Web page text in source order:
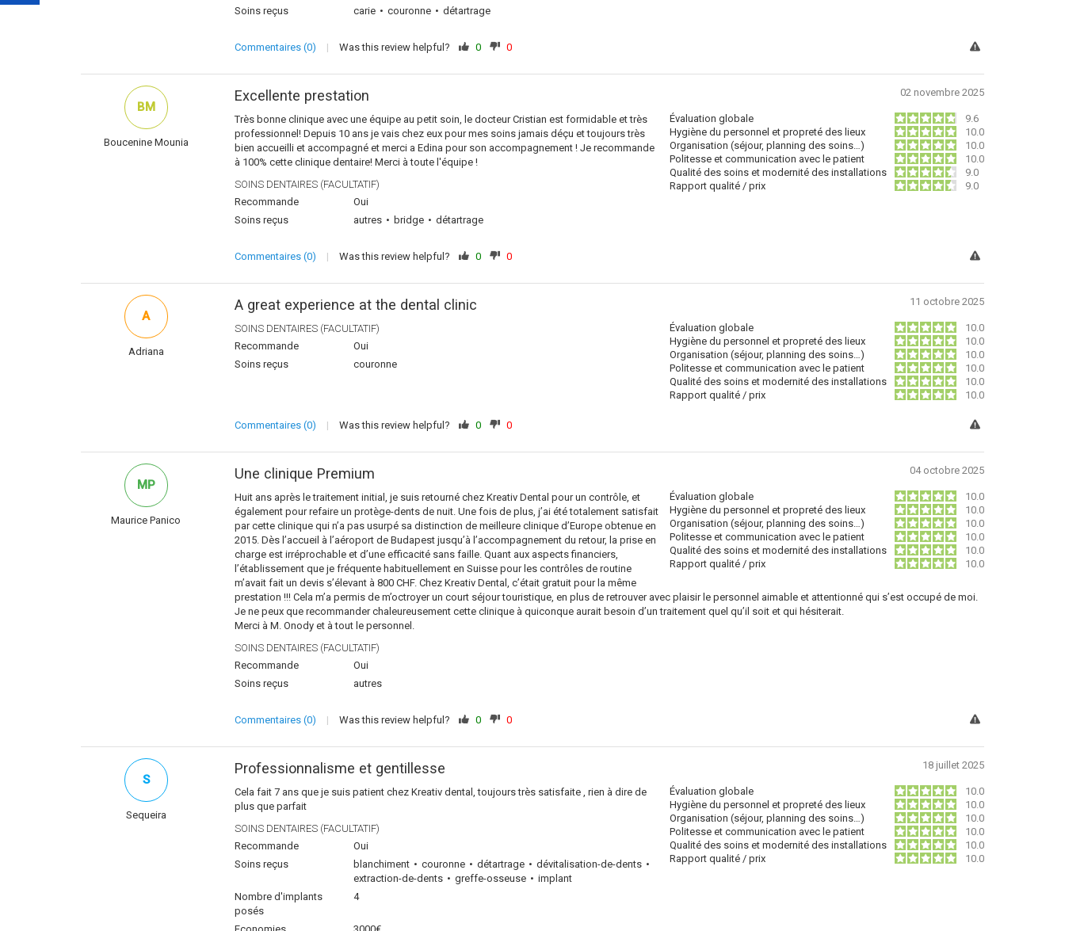
Soins reçus
carie couronne détartrage
Commentaires (0) | Was this review helpful? 0 0
Excellente prestation 02 novembre 2025
Évaluation globale
9.6
Hygiène du personnel et propreté des lieux
10.0
Organisation (séjour, planning des soins…)
10.0
Politesse et communication avec le patient
10.0
Qualité des soins et modernité des installations
9.0
Rapport qualité / prix
9.0
Très bonne clinique avec une équipe au petit soin, le docteur Cristian est formidable et très
professionnel! Depuis 10 ans je vais chez eux pour mes soins jamais déçu et toujours très
bien accueilli et accompagné et merci a Edina pour son accompagnement ! Je recommande
à 100% cette clinique dentaire! Merci à toute l'équipe !
SOINS DENTAIRES (FACULTATIF)
Recommande
Oui
Soins reçus
autres bridge détartrage
BM
Boucenine Mounia
Commentaires (0) | Was this review helpful? 0 0
A great experience at the dental clinic 11 octobre 2025
Évaluation globale
10.0
Hygiène du personnel et propreté des lieux
10.0
Organisation (séjour, planning des soins…)
10.0
Politesse et communication avec le patient
10.0
Qualité des soins et modernité des installations
10.0
Rapport qualité / prix
10.0
SOINS DENTAIRES (FACULTATIF)
Recommande
Oui
Soins reçus
couronne
A
Adriana
Commentaires (0) | Was this review helpful? 0 0
Une clinique Premium 04 octobre 2025
Évaluation globale
10.0
Hygiène du personnel et propreté des lieux
10.0
Organisation (séjour, planning des soins…)
10.0
Politesse et communication avec le patient
10.0
Qualité des soins et modernité des installations
10.0
Rapport qualité / prix
10.0
Huit ans après le traitement initial, je suis retourné chez Kreativ Dental pour un contrôle, et
également pour refaire un protège-dents de nuit. Une fois de plus, j’ai été totalement satisfait
par cette clinique qui n’a pas usurpé sa distinction de meilleure clinique d’Europe obtenue en
2015. Dès l’accueil à l’aéroport de Budapest jusqu’à l’accompagnement du retour, la prise en
charge est irréprochable et d’une efficacité sans faille. Quant aux aspects financiers,
l’établissement que je fréquente habituellement en Suisse pour les contrôles de routine
m’avait fait un devis s’élevant à 800 CHF. Chez Kreativ Dental, c’était gratuit pour la même
prestation !!! Cela m’a permis de m’octroyer un court séjour touristique, en plus de retrouver avec plaisir le personnel aimable et attentionné qui s’est occupé de moi.
Je ne peux que recommander chaleureusement cette clinique à quiconque aurait besoin d’un traitement quel qu’il soit et qui hésiterait.
Merci à M. Onody et à tout le personnel.
SOINS DENTAIRES (FACULTATIF)
Recommande
Oui
Soins reçus
autres
MP
Maurice Panico
Commentaires (0) | Was this review helpful? 0 0
Professionnalisme et gentillesse 18 juillet 2025
Évaluation globale
10.0
Hygiène du personnel et propreté des lieux
10.0
Organisation (séjour, planning des soins…)
10.0
Politesse et communication avec le patient
10.0
Qualité des soins et modernité des installations
10.0
Rapport qualité / prix
10.0
Cela fait 7 ans que je suis patient chez Kreativ dental, toujours très satisfaite , rien à dire de
plus que parfait
SOINS DENTAIRES (FACULTATIF)
Recommande
Oui
Soins reçus
blanchiment couronne détartrage
dévitalisation-de-dents
extraction-de-dents
greffe-osseuse
implant
Nombre d'implants
posés
4
S
Sequeira